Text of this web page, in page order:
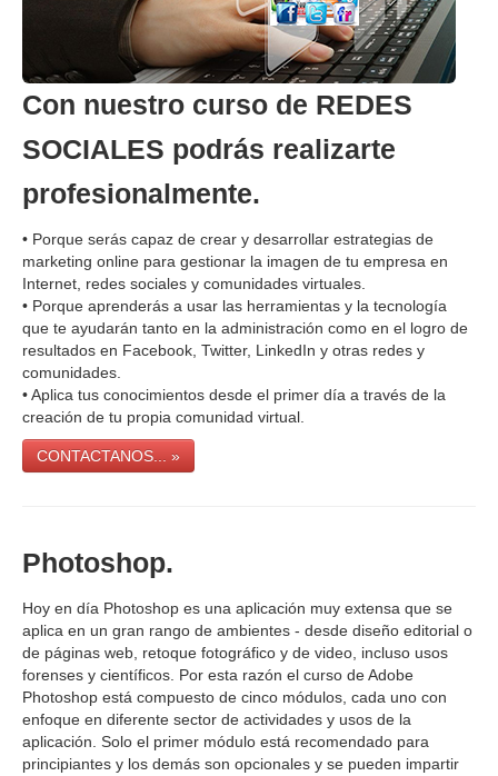
Con nuestro curso de REDES
SOCIALES podrás realizarte
profesionalmente.
• Porque serás capaz de crear y desarrollar estrategias de
marketing online para gestionar la imagen de tu empresa en
Internet, redes sociales y comunidades virtuales.
• Porque aprenderás a usar las herramientas y la tecnología
que te ayudarán tanto en la administración como en el logro de
resultados en Facebook, Twitter, LinkedIn y otras redes y
comunidades.
• Aplica tus conocimientos desde el primer día a través de la
creación de tu propia comunidad virtual.
CONTACTANOS... »
Photoshop.
Hoy en día Photoshop es una aplicación muy extensa que se
aplica en un gran rango de ambientes - desde diseño editorial o
de páginas web, retoque fotográfico y de video, incluso usos
forenses y científicos. Por esta razón el curso de Adobe
Photoshop está compuesto de cinco módulos, cada uno con
enfoque en diferente sector de actividades y usos de la
aplicación. Solo el primer módulo está recomendado para
principiantes y los demás son opcionales y se pueden impartir